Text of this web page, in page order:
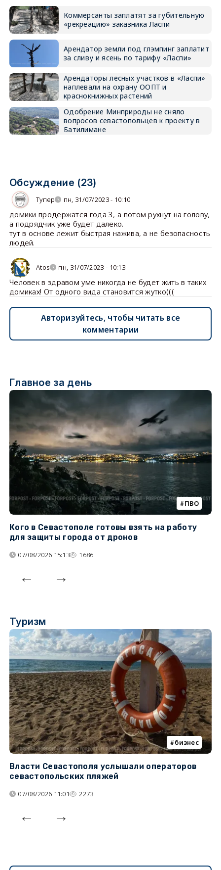
Коммерсанты заплатят за губительную
«рекреацию» заказника Ласпи
Арендатор земли под глэмпинг заплатит
за сливу и ясень по тарифу «Ласпи»
Арендаторы лесных участков в «Ласпи»
наплевали на охрану ООПТ и
краснокнижных растений
Одобрение Минприроды не сняло
вопросов севастопольцев к проекту в
Батилимане
Обсуждение (23)
Тупер пн, 31/07/2023 - 10:10
домики продержатся года 3, а потом рухнут на голову,
а подрядчик уже будет далеко.
тут в основе лежит быстрая нажива, а не безопасность
людей.
Atos пн, 31/07/2023 - 10:13
Человек в здравом уме никогда не будет жить в таких
домиках! От одного вида становится жутко(((
Авторизуйтесь, чтобы читать все
комментарии
Главное за день
ПВО
Кого в Севастополе готовы взять на работу
для защиты города от дронов
07/08/2026 15:13 1686
Туризм
бизнес
Власти Севастополя услышали операторов
севастопольских пляжей
07/08/2026 11:01 2273